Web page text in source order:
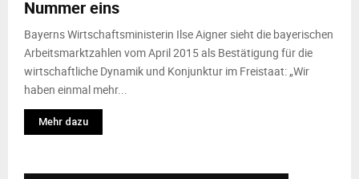
Nummer eins
Bayerns Wirtschaftsministerin Ilse Aigner sieht die bayerischen
Arbeitsmarktzahlen vom April 2015 als Bestätigung für die
wirtschaftliche Dynamik und Konjunktur im Freistaat: „Wir
haben einmal mehr...
Mehr dazu